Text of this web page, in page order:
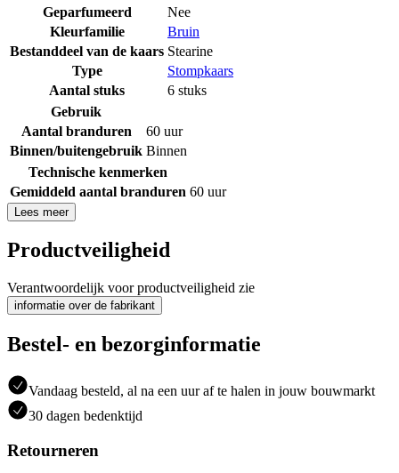
Geparfumeerd
Nee
Kleurfamilie
Bruin
Bestanddeel van de kaars Stearine
Type
Stompkaars
Aantal stuks
6 stuks
Gebruik
Aantal branduren
60 uur
Binnen/buitengebruik Binnen
Technische kenmerken
Gemiddeld aantal branduren 60 uur
Lees meer
Productveiligheid
Verantwoordelijk voor productveiligheid zie
informatie over de fabrikant
Bestel- en bezorginformatie
Vandaag besteld, al na een uur af te halen in jouw bouwmarkt
30 dagen bedenktijd
Retourneren